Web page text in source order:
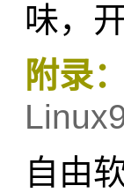
味，
附录
自由